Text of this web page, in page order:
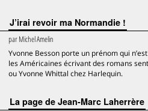
J’irai revoir ma Normandie !
parMichel Amelin
Yvonne Besson porte un prénom qui
les Américaines écrivant des romans
ou Yvonne Whittal chez Harlequin.
La page de Jean-Marc Laherrère